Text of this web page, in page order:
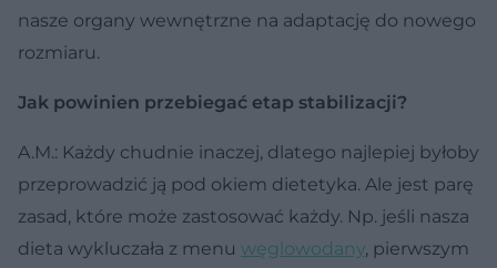
nasze organy wewnętrzne na adaptację do nowego
rozmiaru.
Jak powinien przebiegać etap stabilizacji?
A.M.: Każdy chudnie inaczej, dlatego najlepiej byłoby
przeprowadzić ją pod okiem dietetyka. Ale jest parę
zasad, które może zastosować każdy. Np. jeśli nasza
dieta wykluczała z menu węglowodany, pierwszym